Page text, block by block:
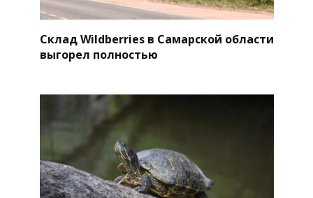
Склад Wildberries в Самарской области
выгорел полностью